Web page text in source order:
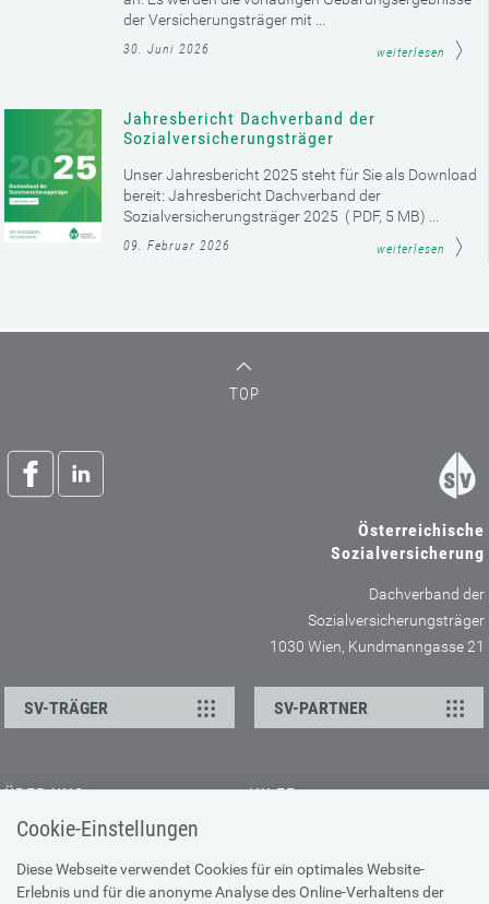
Cookie-Einstellungen
Diese Webseite verwendet Cookies für ein optimales Website-
Erlebnis und für die anonyme Analyse des Online-Verhaltens der
der Versicherungsträger mit ...
30. Juni 2026 weiterlesen
Jahresbericht Dachverband der
Sozialversicherungsträger
Unser Jahresbericht 2025 steht für Sie als Download
bereit: Jahresbericht Dachverband der
Sozialversicherungsträger 2025 ( PDF, 5 MB) ...
09. Februar 2026 weiterlesen
TOP
Österreichische
Sozialversicherung
Dachverband der
Sozialversicherungsträger
1030 Wien, Kundmanngasse 21
SV-TRÄGER SV-PARTNER
ÜBER UNS
Kontakt
Offene Stellen
Presse
HILFE
Browser-Info & Sicherheit
Hilfe zur Suche